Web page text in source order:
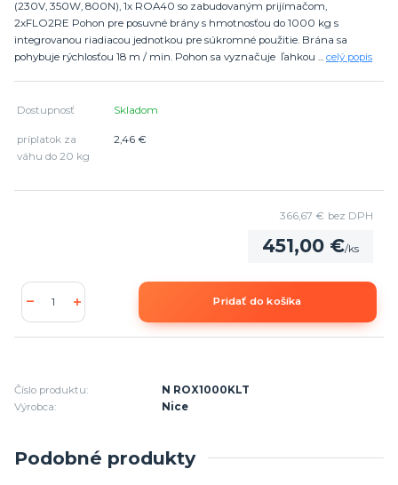
(230V, 350W, 800N), 1x ROA40 so zabudovaným prijímačom,
2xFLO2RE Pohon pre posuvné brány s hmotnosťou do 1000 kg s
integrovanou riadiacou jednotkou pre súkromné použitie. Brána sa
pohybuje rýchlosťou 18 m / min. Pohon sa vyznačuje ľahkou ... celý popis
Dostupnosť Skladom
príplatok za
váhu do 20 kg
2,46 €
451,00 €/ks
366,67 € bez DPH
Pridať do košíka
Číslo produktu:
N ROX1000KLT
Výrobca:
Nice
Podobné produkty